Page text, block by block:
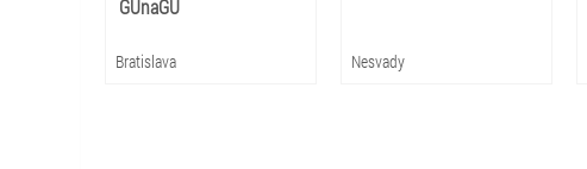
GUnaGU
Bratislava Nesvady